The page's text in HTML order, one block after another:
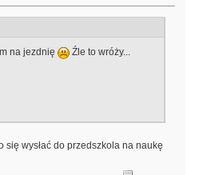
na jezdnię Źle to wróży...
wysłać do przedszkola na naukę